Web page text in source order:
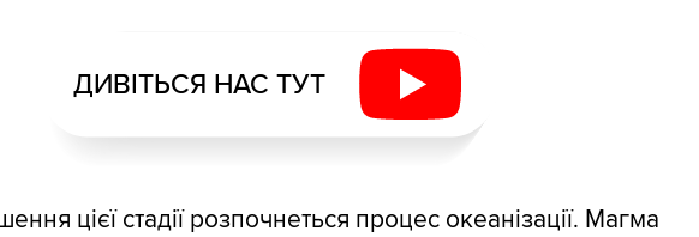
ДИВІТЬСЯ НАС ТУТ
цієї стадії розпочнеться процес океанізації. Магма